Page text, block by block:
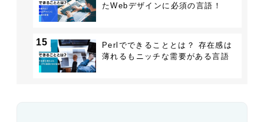
たWebデザインに必須の言語！
15
Perlでできることとは？ 存在感は
薄れるもニッチな需要がある言語